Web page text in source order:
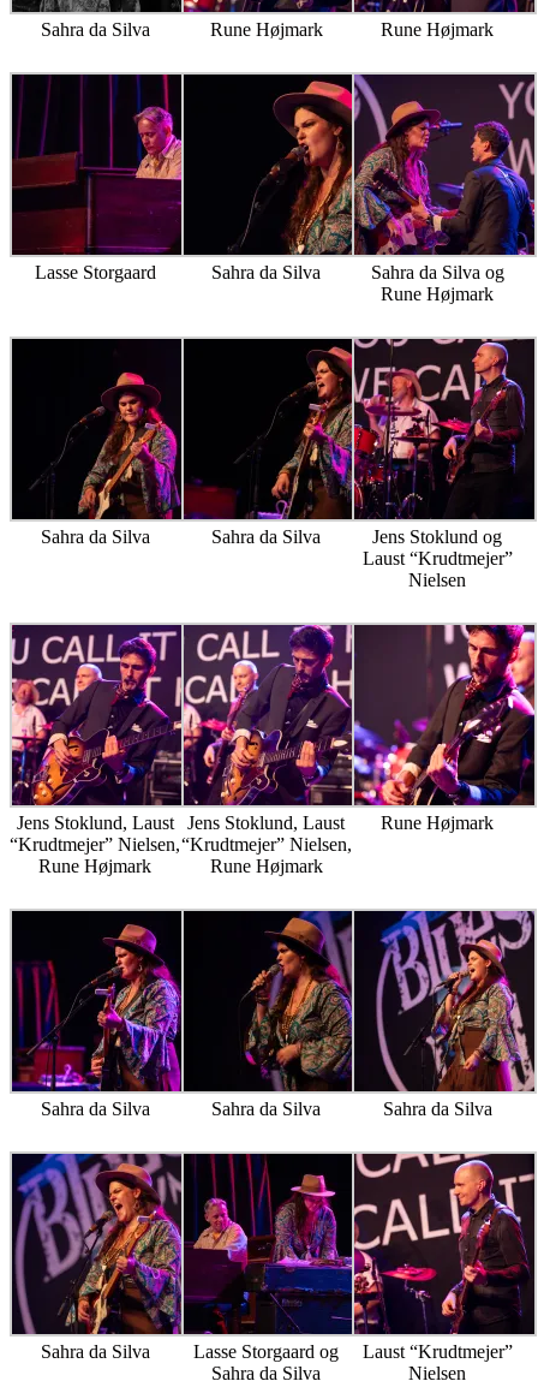
Sahra da Silva Rune Højmark Rune Højmark
Lasse Storgaard Sahra da Silva
Sahra da Silva og
Rune Højmark
Sahra da Silva Sahra da Silva
Jens Stoklund og
Laust “Krudtmejer”
Nielsen
Jens Stoklund, Laust
“Krudtmejer” Nielsen,
Rune Højmark
Jens Stoklund, Laust
“Krudtmejer” Nielsen,
Rune Højmark
Rune Højmark
Sahra da Silva Sahra da Silva Sahra da Silva
Sahra da Silva
Lasse Storgaard og
Sahra da Silva
Laust “Krudtmejer”
Nielsen